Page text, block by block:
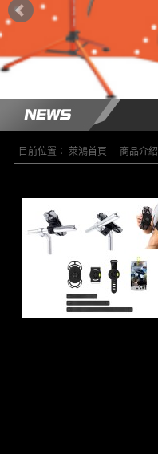
目前位置： 萊鴻首頁 商品介紹